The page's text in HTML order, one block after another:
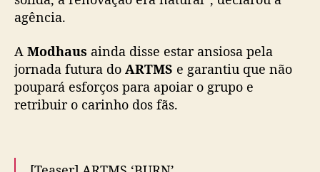
e
s
d
e
agência.
A Modhaus ainda disse estar ansiosa pela
jornada futura do ARTMS e garantiu que não
poupará esforços para apoiar o grupo e
retribuir o carinho dos fãs.